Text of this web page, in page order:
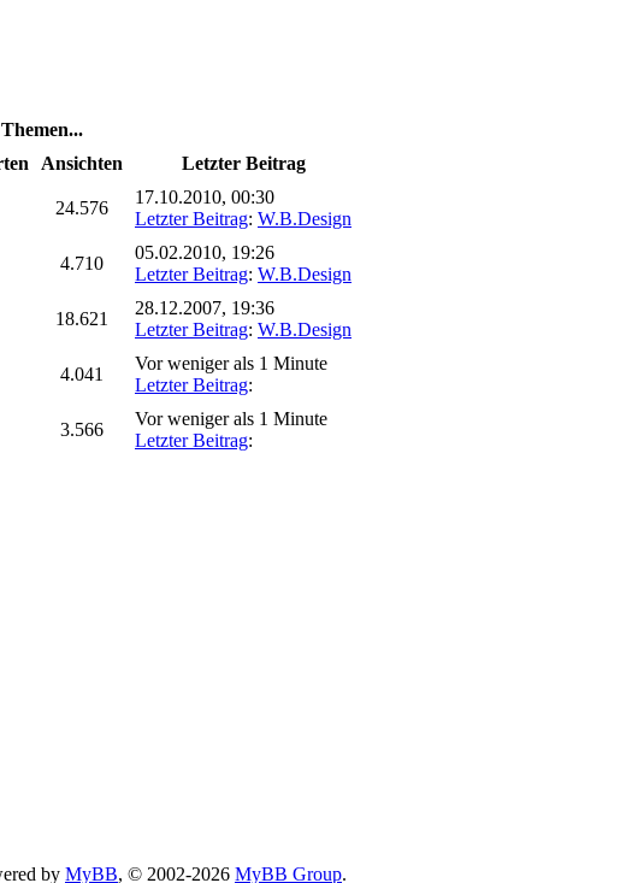
Ansichten Letzter Beitrag
24.576
17.10.2010, 00:30
Letzter Beitrag: W.B.Design
4.710
05.02.2010, 19:26
Letzter Beitrag: W.B.Design
18.621
28.12.2007, 19:36
Letzter Beitrag: W.B.Design
4.041
Vor weniger als 1 Minute
Letzter Beitrag:
3.566
Vor weniger als 1 Minute
Letzter Beitrag:
by MyBB, © 2002-2026 MyBB Group.